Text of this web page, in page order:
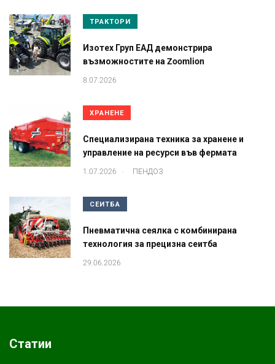
ТРАКТОРИ
Изотех Груп ЕАД демонстрира
възможностите на Zoomlion
8.07.2026
ХРАНЕНЕ
Специализирана техника за хранене и
управление на ресурси във фермата
1.07.2026 . ПЕНДОЗ
СЕИТБА
Пневматична сеялка с комбинирана
технология за прецизна сеитба
29.06.2026
Статии